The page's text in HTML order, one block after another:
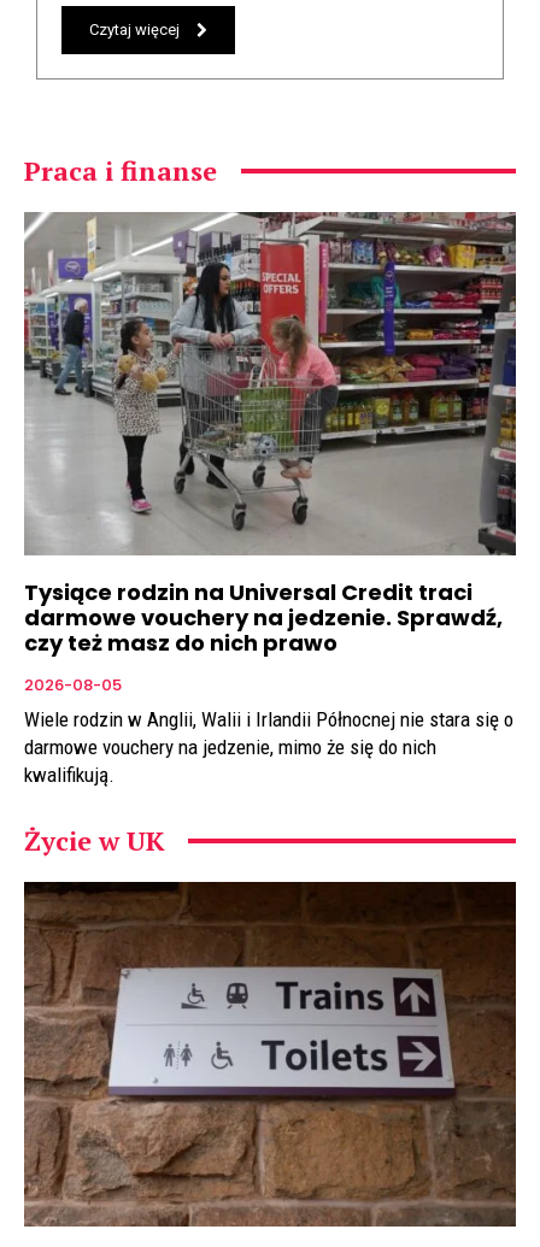
Czytaj więcej
Praca i finanse
Tysiące rodzin na Universal Credit traci
darmowe vouchery na jedzenie. Sprawdź,
czy też masz do nich prawo
2026-08-05
Wiele rodzin w Anglii, Walii i Irlandii Północnej nie stara się o
darmowe vouchery na jedzenie, mimo że się do nich
kwalifikują.
Życie w UK